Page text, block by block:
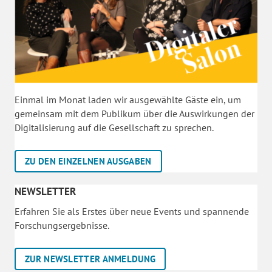
Einmal im Monat laden wir ausgewählte Gäste ein, um
gemeinsam mit dem Publikum über die Auswirkungen der
Digitalisierung auf die Gesellschaft zu sprechen.
ZU DEN EINZELNEN AUSGABEN
NEWSLETTER
Erfahren Sie als Erstes über neue Events und spannende
Forschungsergebnisse.
ZUR NEWSLETTER ANMELDUNG